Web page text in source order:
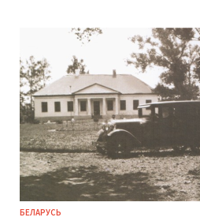
БЕЛАРУСЬ